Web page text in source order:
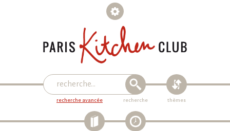
recherche
recherche avancée thèmes